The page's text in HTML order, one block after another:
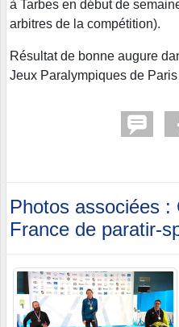
à Tarbes en début de
arbitres de la compétition).
Résultat de bonne augure
Jeux Paralympiques de Paris
Photos associées :
France de paratir-